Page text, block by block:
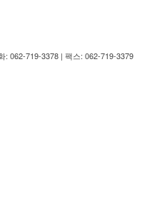
: 062-719-3378 | 팩스: 062-719-3379